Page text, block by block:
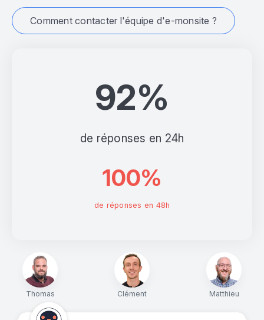
Thomas Clément Matthieu
92%
de réponses en 24h
100%
de réponses en 48h
Comment contacter l'équipe d'e-monsite ?